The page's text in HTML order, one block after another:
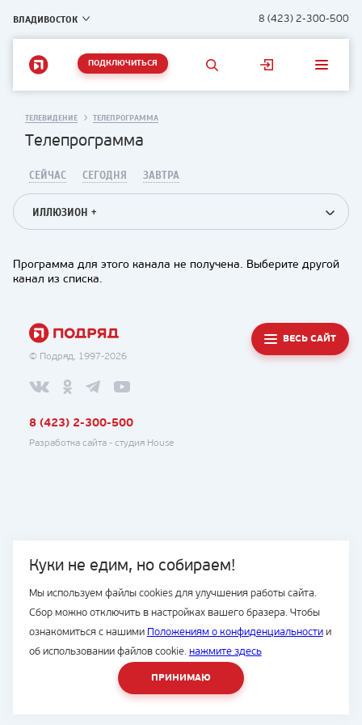
ВЛАДИВОСТОК 8 (423) 2-300-500
ПОДКЛЮЧИТЬСЯ
Куки не едим, но собираем!
Мы используем файлы cookies для улучшения работы сайта.
Сбор можно отключить в настройках вашего бразера. Чтобы
ознакомиться с нашими Положениям о конфиденциальностии
об использовании файлов cookie. нажмите здесь
ПРИНИМАЮ
ТЕЛЕВИДЕНИЕ ТЕЛЕПРОГРАММА
Телепрограмма
СЕЙЧАС СЕГОДНЯ ЗАВТРА
ИЛЛЮЗИОН +
Программа для этого канала не получена. Выберите другой
канал из списка.
© Подряд, 1997-2026
ВЕСЬ САЙТ
8 (423) 2-300-500
Разработка сайта - студия House